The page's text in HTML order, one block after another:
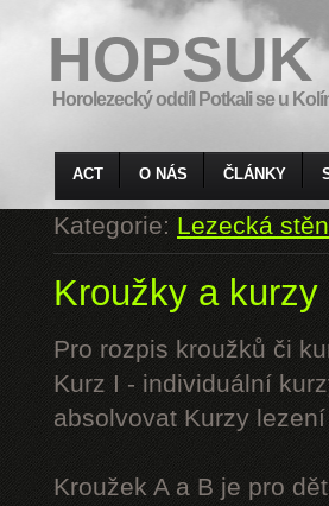
HOPSUK
Horolezecký oddíl Potkali se u
ACT O NÁS ČLÁNKY
Kategorie:Lezecká
Kroužky a
Pro rozpis kroužků či
Kurz I - individuální
absolvovat Kurzy lezení
Kroužek A a B je pro